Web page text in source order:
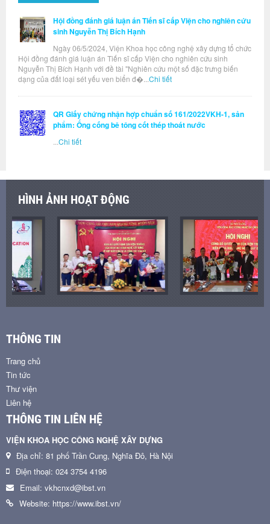
Hội đồng đánh giá luận án Tiến sĩ cấp Viện cho nghiên cứu
sinh Nguyễn Thị Bích Hạnh
Ngày 06/5/2024, Viện Khoa học công nghệ xây dựng tổ chức
Hội đồng đánh giá luận án Tiến sĩ cấp Viện cho nghiên cứu sinh
Nguyễn Thị Bích Hạnh với đề tài "Nghiên cứu một số đặc trưng biến
dạng của đất loại sét yếu ven biển đ�... Chi tiết
QR Giấy chứng nhận hợp chuẩn số 161/2022VKH-1, sản
phẩm: Ống cống bê tông cốt thép thoát nước
Chi tiết
HÌNH ẢNH HOẠT ĐỘNG
THÔNG TIN
Trang chủ
Tin tức
Thư viện
Liên hệ
THÔNG TIN LIÊN HỆ
VIỆN KHOA HỌC CÔNG NGHỆ XÂY DỰNG
Địa chỉ: 81 phố Trần Cung, Nghĩa Đô, Hà Nội
Điện thoại: 024 3754 4196
Email: vkhcnxd@ibst.vn
Website: https://www.ibst.vn/